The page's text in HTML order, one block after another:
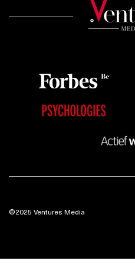
©2025 Ventures Media